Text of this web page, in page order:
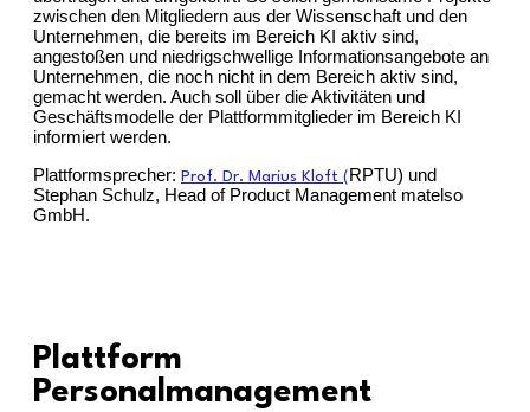
zwischen den Mitgliedern aus der Wissenschaft und den
Unternehmen, die bereits im Bereich KI aktiv sind,
angestoßen und niedrigschwellige Informationsangebote an
Unternehmen, die noch nicht in dem Bereich aktiv sind,
gemacht werden. Auch soll über die Aktivitäten und
Geschäftsmodelle der Plattformmitglieder im Bereich KI
informiert werden.
Plattformsprecher: Prof. Dr. Marius Kloft (RPTU) und
Stephan Schulz, Head of Product Management matelso
GmbH.
Plattform
Personalmanagement